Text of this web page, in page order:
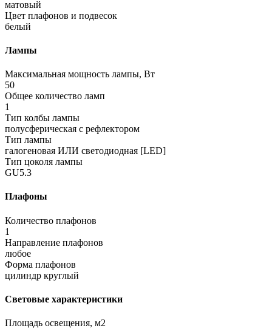
матовый
Цвет плафонов и подвесок
белый
Лампы
Максимальная мощность лампы, Вт
50
Общее количество ламп
1
Тип колбы лампы
полусферическая с рефлектором
Тип лампы
галогеновая ИЛИ светодиодная [LED]
Тип цоколя лампы
GU5.3
Плафоны
Количество плафонов
1
Направление плафонов
любое
Форма плафонов
цилиндр круглый
Световые характеристики
Площадь освещения, м2